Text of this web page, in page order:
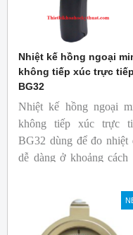
Nhiệt kế hồng ngoại
không tiếp xúc trực tiếp
BG32
Nhiệt kế hồng ngoại
không tiếp xúc trực
BG32 dùng để đo nhiệt
dễ dàng ở khoảng cách
độ phát xạ nhanh và
định giúp người mới
đầu sử dụng dễ dàng.